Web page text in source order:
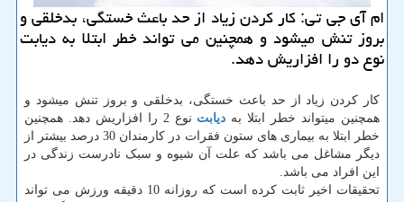
ام آی جی تی: كار كردن زیاد از حد باعث خستگی، بدخلقی و
بروز تنش میشود و همچنین می تواند خطر ابتلا به دیابت
نوع دو را افزاریش دهد.
کار کردن زیاد از حد باعث خستگی، بدخلقی و بروز تنش میشود و
همچنین میتواند خطر ابتلا به دیابت
نوع 2 را افزاریش دهد. همچنین
خطر ابتلا به بیماری های ستون فقرات در کارمندان 30 درصد بیشتر از
دیگر مشاغل می باشد که علت آن شیوه و سبک نادرست زندگی در
این افراد می باشد.
تحقیقات اخیر ثابت کرده است که روزانه 10 دقیقه ورزش می تواند